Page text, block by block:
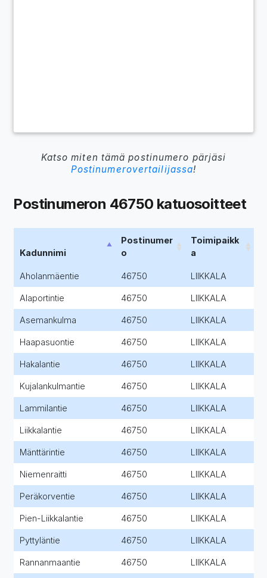
Katso miten tämä postinumero pärjäsi
Postinumerovertailijassa!
Postinumeron 46750 katuosoitteet
Kadunnimi
Postinumer
o
Toimipaikk
a
Aholanmäentie 46750 LIIKKALA
Alaportintie 46750 LIIKKALA
Asemankulma 46750 LIIKKALA
Haapasuontie 46750 LIIKKALA
Hakalantie 46750 LIIKKALA
Kujalankulmantie 46750 LIIKKALA
Lammilantie 46750 LIIKKALA
Liikkalantie 46750 LIIKKALA
Mänttärintie 46750 LIIKKALA
Niemenraitti 46750 LIIKKALA
Peräkorventie 46750 LIIKKALA
Pien-Liikkalantie 46750 LIIKKALA
Pyttyläntie 46750 LIIKKALA
Rannanmaantie 46750 LIIKKALA